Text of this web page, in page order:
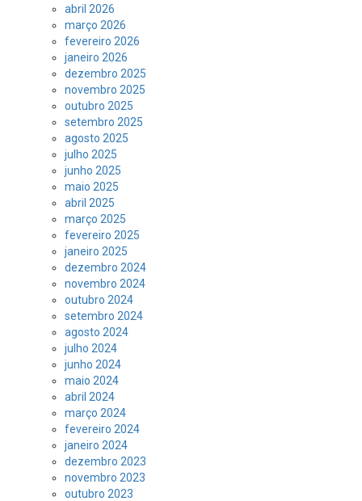
abril 2026
março 2026
fevereiro 2026
janeiro 2026
dezembro 2025
novembro 2025
outubro 2025
setembro 2025
agosto 2025
julho 2025
junho 2025
maio 2025
abril 2025
março 2025
fevereiro 2025
janeiro 2025
dezembro 2024
novembro 2024
outubro 2024
setembro 2024
agosto 2024
julho 2024
junho 2024
maio 2024
abril 2024
março 2024
fevereiro 2024
janeiro 2024
dezembro 2023
novembro 2023
outubro 2023